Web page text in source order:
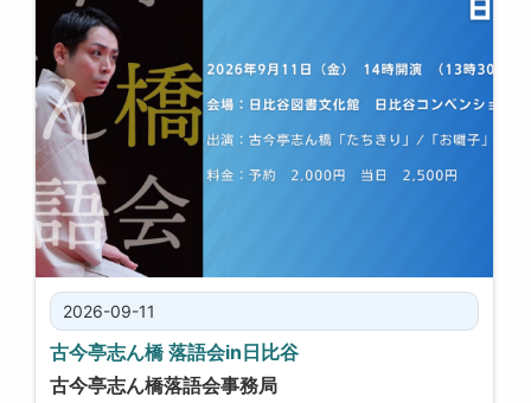
2026-09-11
古今亭志ん橋 落語会in日比谷
古今亭志ん橋落語会事務局